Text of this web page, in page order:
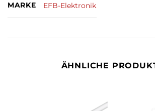
MARKE EFB-Elektronik
ÄHNLICHE